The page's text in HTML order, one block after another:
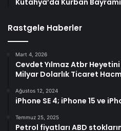
Kütahya’da Kurban
Rastgele Haberler
Mart 4, 2026
Cevdet Yılmaz Atbr
Milyar Dolarlık Ticaret
Ağustos 12, 2024
iPhone SE 4; iPhone 15 ve
Temmuz 25, 2025
Petrol fiyatları ABD